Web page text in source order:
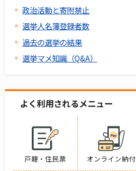
政治活動と寄附禁止
選挙人名簿登録者数
過去の選挙の結果
選挙マメ知識（Q&A）
よく利用されるメニュー
戸籍・住民票 オンライン納付